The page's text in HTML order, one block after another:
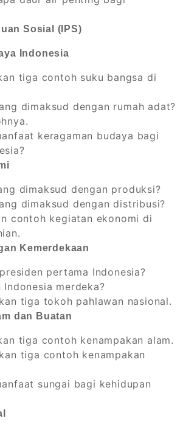
Sosial (IPS)
Indonesia
tiga contoh suku bangsa di
dimaksud dengan rumah adat?
keragaman budaya bagi
dimaksud dengan produksi?
dimaksud dengan distribusi?
contoh kegiatan ekonomi di
Kemerdekaan
pertama Indonesia?
Indonesia merdeka?
tiga tokoh pahlawan nasional.
dan Buatan
tiga contoh kenampakan alam.
tiga contoh kenampakan
sungai bagi kehidupan